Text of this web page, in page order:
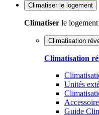
Climatiser le logement
Climatiser le logement
Climatisation
Climatisation
Unités
Guide